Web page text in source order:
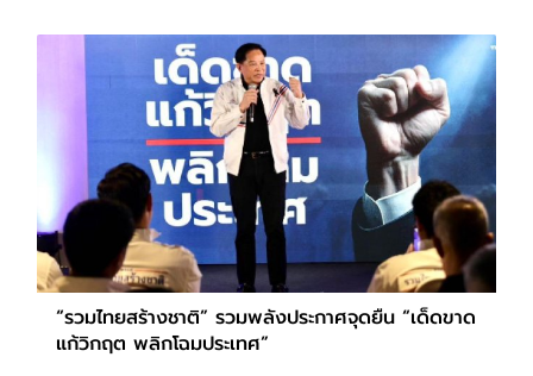
“รวมไทยสร้างชาติ” รวมพลังประกาศจุดยืน “เด็ดขาด
แก้วิกฤต พลิกโฉมประเทศ”